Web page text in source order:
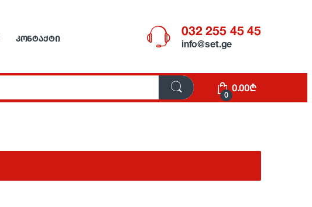
ᲙᲝᲜᲢᲐᲥᲢᲘ
032 255 45 45
info@set.ge
0
0.00₾